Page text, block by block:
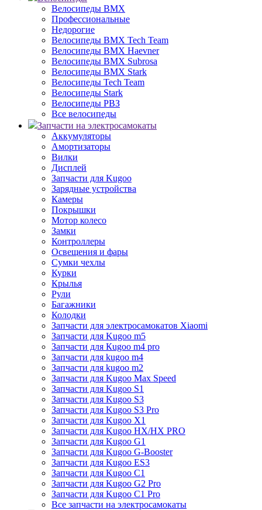
Велосипеды BMX
Профессиональные
Недорогие
Велосипеды BMX Tech Team
Велосипеды BMX Haevner
Велосипеды BMX Subrosa
Велосипеды BMX Stark
Велосипеды Tech Team
Велосипеды Stark
Велосипеды РВЗ
Все велосипеды
Запчасти на электросамокаты
Аккумуляторы
Амортизаторы
Вилки
Дисплей
Запчасти для Kugoo
Зарядные устройства
Камеры
Покрышки
Мотор колесо
Замки
Контроллеры
Освещения и фары
Сумки чехлы
Курки
Крылья
Рули
Багажники
Колодки
Запчасти для электросамокатов Xiaomi
Запчасти для Kugoo m5
Запчасти для Кugoo m4 pro
Запчасти для kugoo m4
Запчасти для kugoo m2
Запчасти для Kugoo Max Speed
Запчасти для Kugoo S1
Запчасти для Kugoo S3
Запчасти для Kugoo S3 Pro
Запчасти для Kugoo X1
Запчасти для Kugoo HX/HX PRO
Запчасти для Kugoo G1
Запчасти для Kugoo G-Booster
Запчасти для Kugoo ES3
Запчасти для Kugoo C1
Запчасти для Kugoo G2 Pro
Запчасти для Kugoo C1 Pro
Все запчасти на электросамокаты